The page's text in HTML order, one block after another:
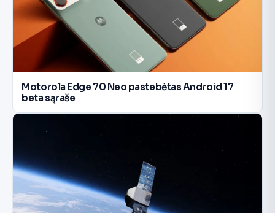
Motorola Edge 70 Neo pastebėtas Android 17
beta sąraše